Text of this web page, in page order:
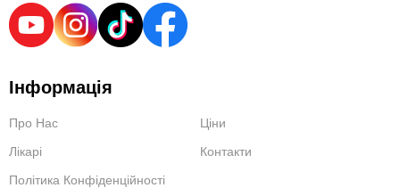
Інформація
Про Нас
Ціни
Лікарі
Контакти
Політика Конфіденційності